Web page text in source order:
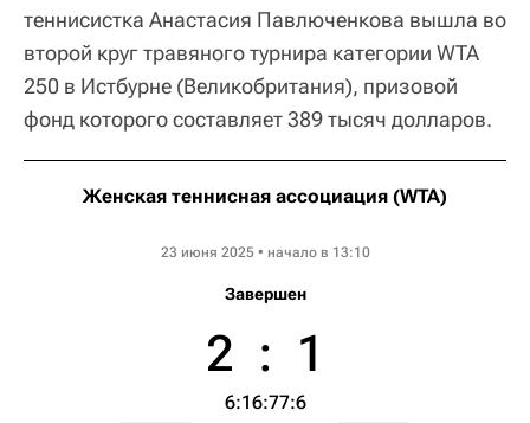
теннисистка Анастасия Павлюченкова вышла во
второй круг травяного турнира категории WTA
250 в Истбурне (Великобритания), призовой
фонд которого составляет 389 тысяч долларов.
Женская теннисная ассоциация (WTA)
23 июня 2025 • начало в 13:10
Завершен
2 : 1
6:16:77:6